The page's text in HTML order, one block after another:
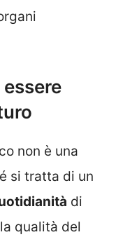
non è una
si tratta di un
di
qualità del